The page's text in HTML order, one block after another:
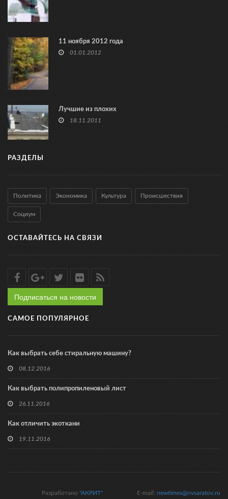
11 ноября 2012 года
01.01.2012
Лучшие из плохих
18.11.2011
РАЗДЕЛЫ
Политика Экономика Культура Происшествия
Социум
ОСТАВАЙТЕСЬ НА СВЯЗИ
Подписаться на новости
САМОЕ ПОПУЛЯРНОЕ
Как выбрать себе стиральную машину?
08.12.2016
Как выбрать полипропиленовый лист
26.11.2016
Как отличить экоткани
19.11.2016
E-mail: newtimes@nvsaratov.ru
Разработано "АКРИТ"